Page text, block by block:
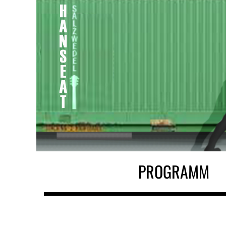
PROGRAMM